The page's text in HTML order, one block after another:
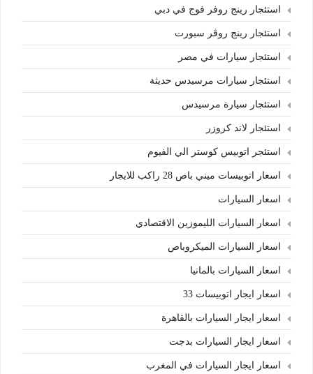
استئجار رينج روفر فوج في دبي
استئجار رينج روڤر سبورت
استئجار سيارات في مصر
استئجار سيارات مرسيدس حديثة
استئجار سيارة مرسيدس
استئجار لاند كروزر
استئجر اتوبيس كوستر الي الفيوم
اسعار اتوبيسات ميني باص 28 راكب للايجار
اسعار السيارات
اسعار السيارات الليموزين الاقتصادي
اسعار السيارات الميكروباص
اسعار السيارات بالمانيا
اسعار ايجار اتوبيسات 33
اسعار ايجار السيارات بالقاهرة
اسعار ايجار السيارات بدجت
اسعار ايجار السيارات في المغرب